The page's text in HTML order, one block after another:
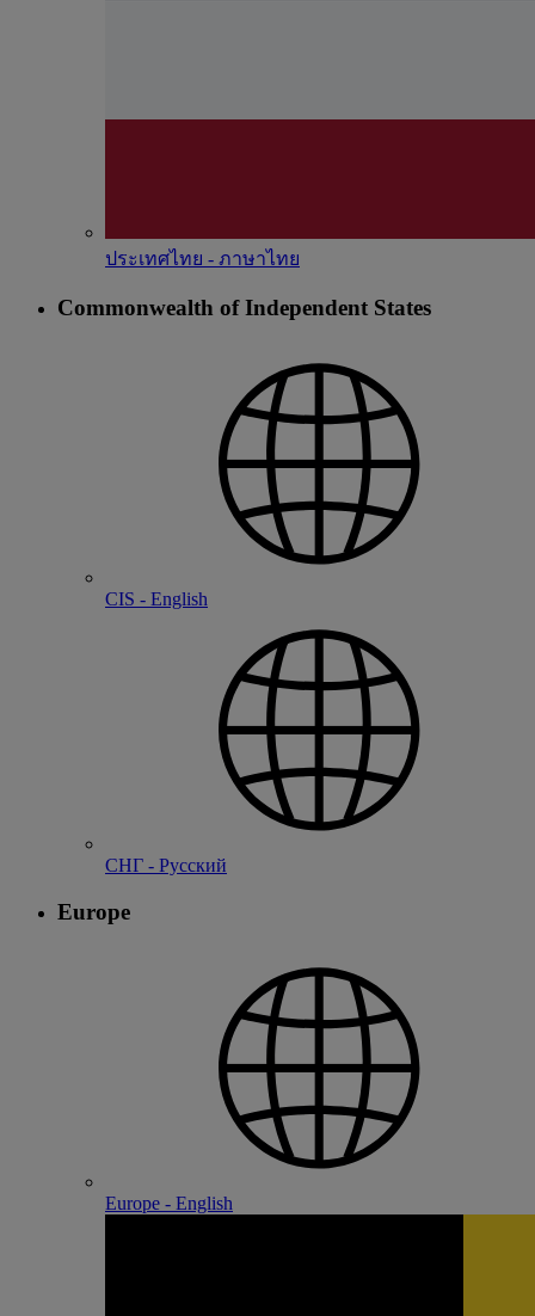
ประเทศไทย - ภาษาไทย
Commonwealth of Independent States
CIS - English
СНГ - Русский
Europe
Europe - English